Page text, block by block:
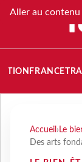
Aller au contenu
FRANCE
Accueil › Le
Des arts